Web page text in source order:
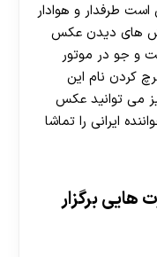
طرفدار و هوادار
های دیدن عکس
و جو در موتور
کردن نام این
می توانید عکس
ایرانی را تماشا
هایی برگزار